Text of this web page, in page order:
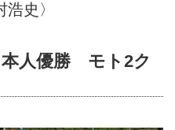
史〉
本人優勝 モト2ク